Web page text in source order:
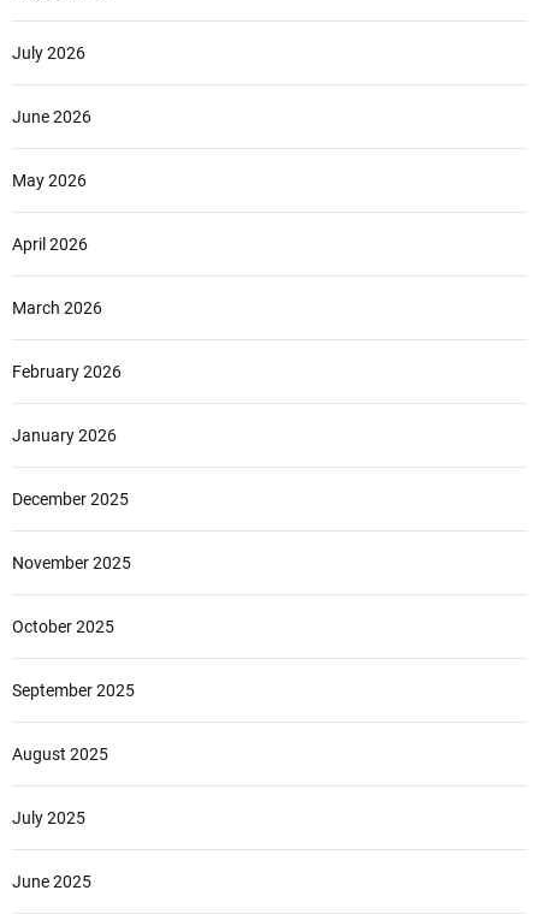
July 2026
June 2026
May 2026
April 2026
March 2026
February 2026
January 2026
December 2025
November 2025
October 2025
September 2025
August 2025
July 2025
June 2025